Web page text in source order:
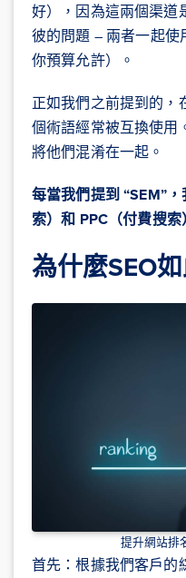
好），因為這兩個渠道
彼的問題 – 兩者一起
你預算允許）。
正如我們之前提到的，
個術語經常被互換使用
將他們混淆在一起。
每當我們提到 “SEM”
索）和 PPC（付費搜索
為什麼SEO
提升網站排
首先：根據我們客戶的